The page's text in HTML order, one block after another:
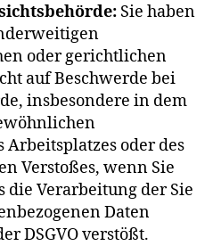
Sie haben
oder gerichtlichen
auf Beschwerde bei
insbesondere in dem
oder des
Verstoßes, wenn Sie
die Verarbeitung der Sie
Daten
DSGVO verstößt.